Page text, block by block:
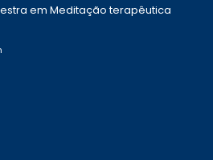
em Meditação terapêutica